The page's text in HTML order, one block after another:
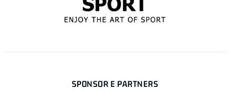
SPONSOR E PARTNERS